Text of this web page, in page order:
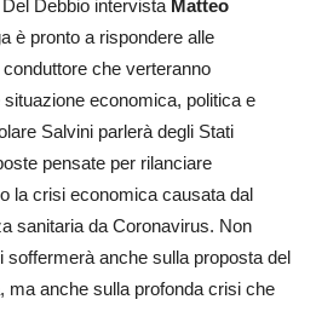
Del Debbio intervista Matteo
è pronto a rispondere alle
che verteranno
situazione economica, politica e
Salvini parlerà degli Stati
pensate per rilanciare
la crisi economica causata dal
sanitaria da Coronavirus. Non
soffermerà anche sulla proposta del
ma anche sulla profonda crisi che